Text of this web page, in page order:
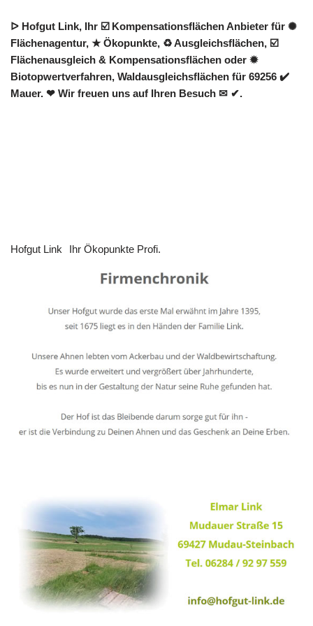
ᐅ Hofgut Link, Ihr ☑️ Kompensationsflächen Anbieter für ✺
Flächenagentur, ★ Ökopunkte, ♻ Ausgleichsflächen, ☑️
Flächenausgleich & Kompensationsflächen oder ✹
Biotopwertverfahren, Waldausgleichsflächen für 69256 ✔️
Mauer. ❤ Wir freuen uns auf Ihren Besuch ✉ ✔.
Hofgut Link Ihr Ökopunkte Profi.